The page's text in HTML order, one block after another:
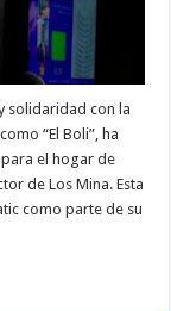
solidaridad con la
“El Boli”, ha
el hogar de
de Los Mina. Esta
como parte de su